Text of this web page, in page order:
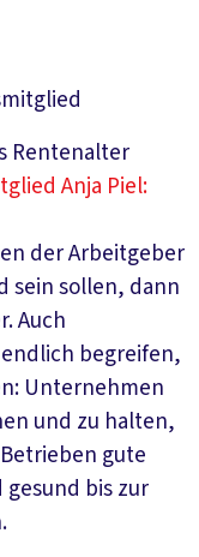
Rentenalter
Anja Piel:
der Arbeitgeber
sein sollen, dann
Auch
begreifen,
Unternehmen
und zu halten,
gute
bis zur